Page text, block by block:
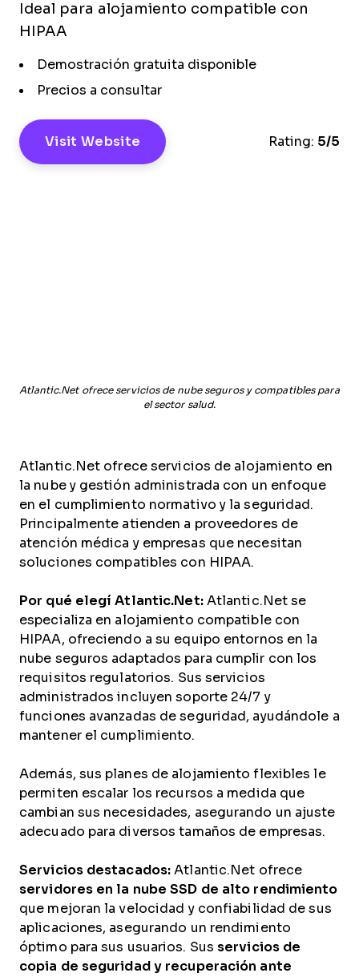
Ideal para alojamiento compatible con
HIPAA
Demostración gratuita disponible
Precios a consultar
Visit Website Rating: 5/5
Atlantic.Net ofrece servicios de nube seguros y compatibles para
el sector salud.
Atlantic.Net ofrece servicios de alojamiento en
la nube y gestión administrada con un enfoque
en el cumplimiento normativo y la seguridad.
Principalmente atienden a proveedores de
atención médica y empresas que necesitan
soluciones compatibles con HIPAA.
Por qué elegí Atlantic.Net:Atlantic.Net se
especializa en alojamiento compatible con
HIPAA, ofreciendo a su equipo entornos en la
nube seguros adaptados para cumplir con los
requisitos regulatorios. Sus servicios
administrados incluyen soporte 24/7 y
funciones avanzadas de seguridad, ayudándole a
mantener el cumplimiento.
Además, sus planes de alojamiento flexibles le
permiten escalar los recursos a medida que
cambian sus necesidades, asegurando un ajuste
adecuado para diversos tamaños de empresas.
Servicios destacados: Atlantic.Net ofrece
servidores en la nube SSD de alto rendimiento
que mejoran la velocidad y confiabilidad de sus
aplicaciones, asegurando un rendimiento
óptimo para sus usuarios. Sus servicios de
copia de seguridad y recuperación ante